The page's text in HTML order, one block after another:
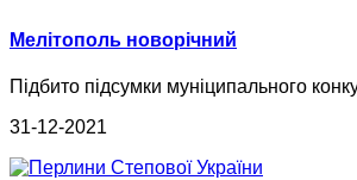
Мелітополь новорічний
Підбито підсумки муніципального
31-12-2021